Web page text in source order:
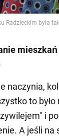
naczynia,
to
i
A jeśli na